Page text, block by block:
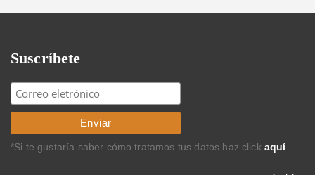
Suscríbete
*Si te gustaría saber cómo tratamos tus datos haz click aquí